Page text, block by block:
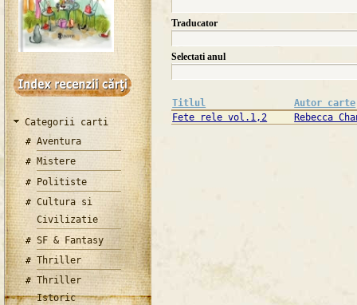
Categorii carti
Aventura
Mistere
Politiste
Cultura si
Civilizatie
SF & Fantasy
Thriller
Thriller
Istoric
Traducator
Selectati anul
Titlul
Autor carte
Fete rele vol.1,2
Rebecca